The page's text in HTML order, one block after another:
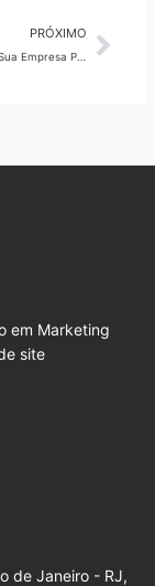
PRÓXIMO
10 Sinais de que Sua Empresa Precisa de Marketing Digital
em Marketing
site
de Janeiro - RJ,